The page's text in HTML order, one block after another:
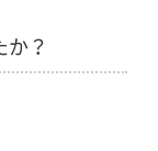
？